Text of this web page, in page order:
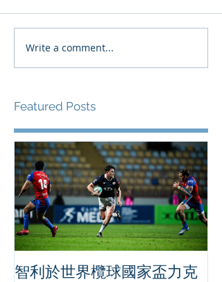
Write a comment...
Featured Posts
智利於世界欖球國家盃力克